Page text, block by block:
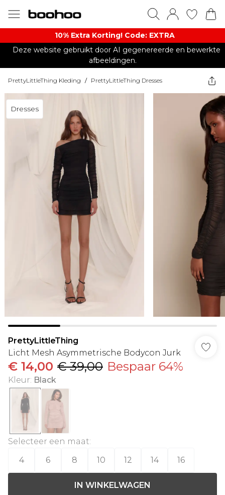
10% Extra Korting! Code: EXTRA​
Deze website gebruikt door AI gegenereerde en bewerkte
afbeeldingen.
PrettyLittleThing Kleding / PrettyLittleThing Dresses
Dresses
PrettyLittleThing
Licht Mesh Asymmetrische Bodycon Jurk
€ 14,00 € 39,00 Bespaar 64%
Kleur: Black
Selecteer een maat:
4
6 8 10 12 14 16
IN WINKELWAGEN